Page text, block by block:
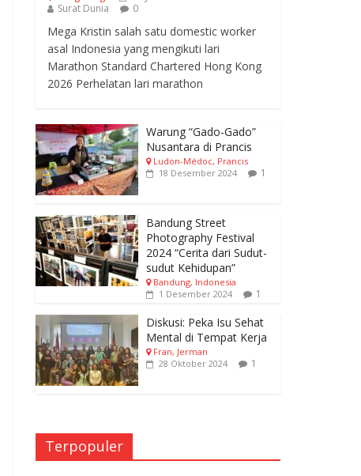
Surat Dunia
0
Mega Kristin salah satu domestic worker
asal Indonesia yang mengikuti lari
Marathon Standard Chartered Hong Kong
2026 Perhelatan lari marathon
Warung “Gado-Gado”
Nusantara di Prancis
Ludon-Médoc, Prancis
18 Desember 2024
1
Bandung Street
Photography Festival
2024 “Cerita dari Sudut-
sudut Kehidupan”
Bandung, Indonesia
1 Desember 2024
1
Diskusi: Peka Isu Sehat
Mental di Tempat Kerja
Fran, Jerman
28 Oktober 2024
1
Terpopuler